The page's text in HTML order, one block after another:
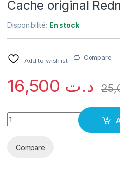
Cache original
Disponibilité: En stock
Add to wishlist Compare
د.ت
quantité Cache original Redmi
Compare